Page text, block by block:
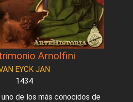
Arnolfini
EYCK JAN
1434
de los más conocidos de